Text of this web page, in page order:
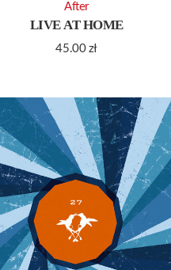
LIVE AT HOME
45.00 zł
After